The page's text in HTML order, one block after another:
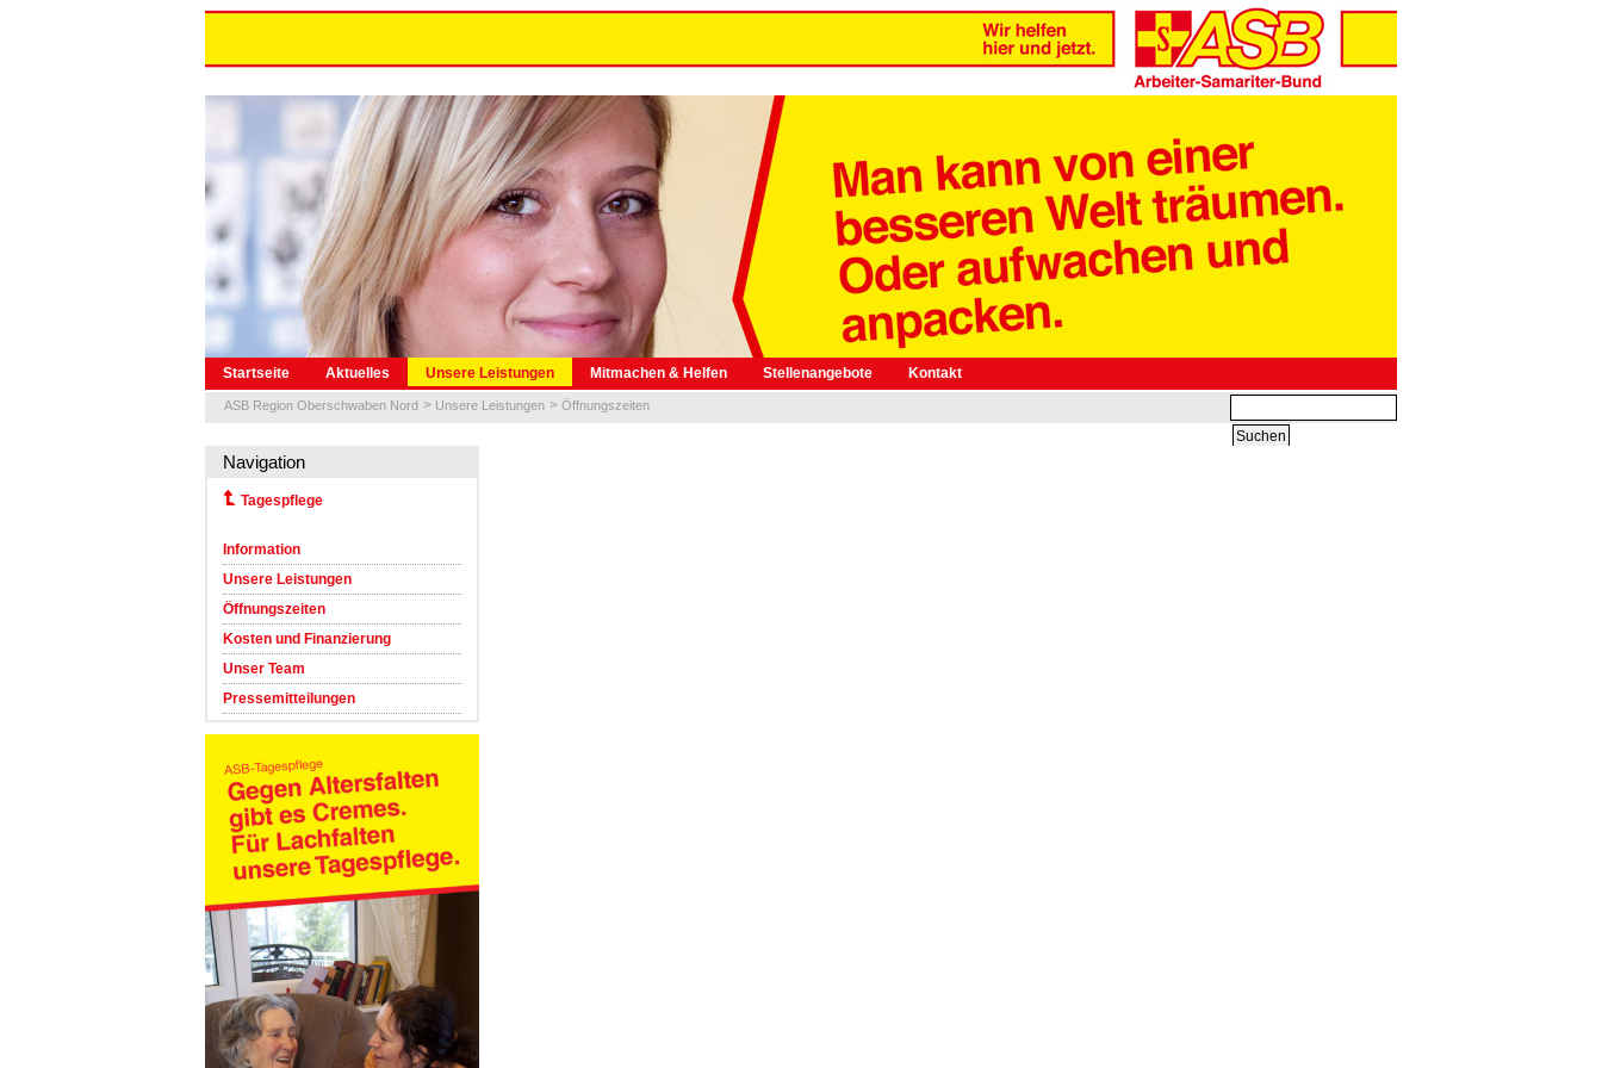
Navigation
überspringen
Startseite Aktuelles Unsere Leistungen Mitmachen & Helfen Stellenangebote Kontakt
ASB Region Oberschwaben Nord Unsere Leistungen Öffnungszeiten Suchbegriffe
Suchen
Navigation
Navigation überspringen
Tagespflege
Information
Unsere Leistungen
Öffnungszeiten
Kosten und Finanzierung
Unser Team
Pressemitteilungen